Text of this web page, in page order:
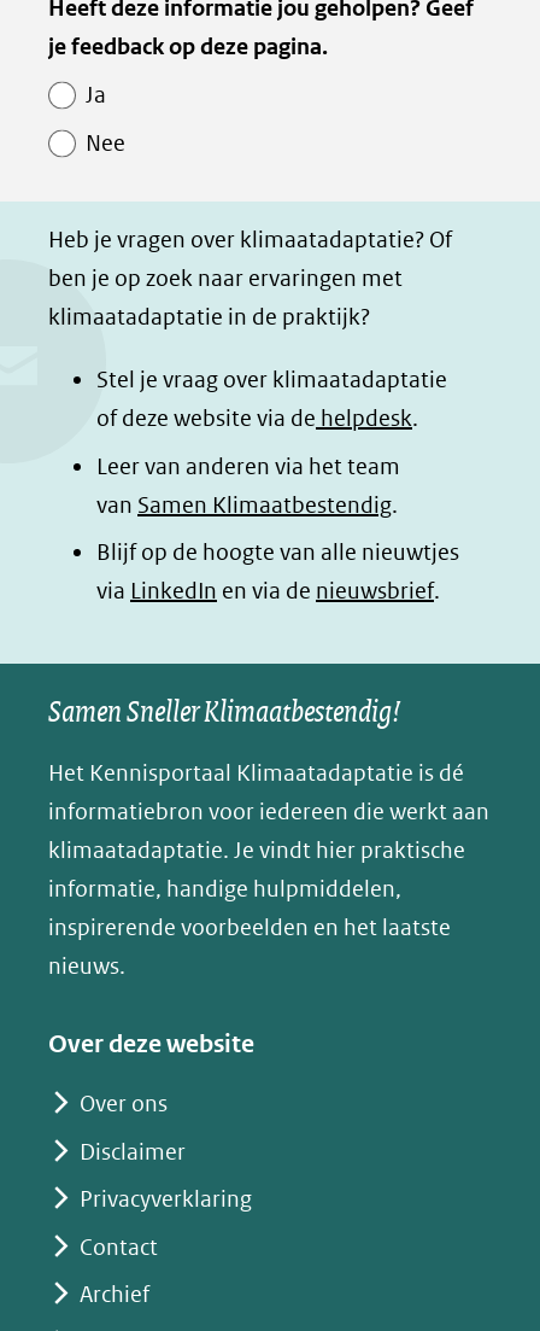
l
e
a
b
o
o
(opent
in
nieuw
venster)
naar
een
website)
l
e
i
d
I
(opent
in
nieuw
venster)
naar
een
website)
l
e
h
t
a
p
(opent
in
nieuw
venster)
naar
een
website)
z
e
n
d
l
e
o
p
B
l
e
s
y
(opent
in
nieuw
venster)
van
Paginawaardering
Heeft deze informatie jou geholpen? Geef
je feedback op deze pagina.
Ja
Nee
Heb je vragen over klimaatadaptatie? Of
ben je op zoek naar ervaringen met
klimaatadaptatie in de praktijk?
Stel je vraag over klimaatadaptatie
of deze website via de helpdesk.
Leer van anderen via het team
van Samen Klimaatbestendig.
Blijf op de hoogte van alle nieuwtjes
via LinkedIn (opent
nieuw
venster)
naar
een
andere
website)
en via de nieuwsbrief.
Samen Sneller Klimaatbestendig!
Het Kennisportaal Klimaatadaptatie is dé
informatiebron voor iedereen die werkt aan
klimaatadaptatie. Je vindt hier praktische
informatie, handige hulpmiddelen,
inspirerende voorbeelden en het laatste
nieuws.
Over deze website
Over ons
Disclaimer
Privacyverklaring
Contact
Archief